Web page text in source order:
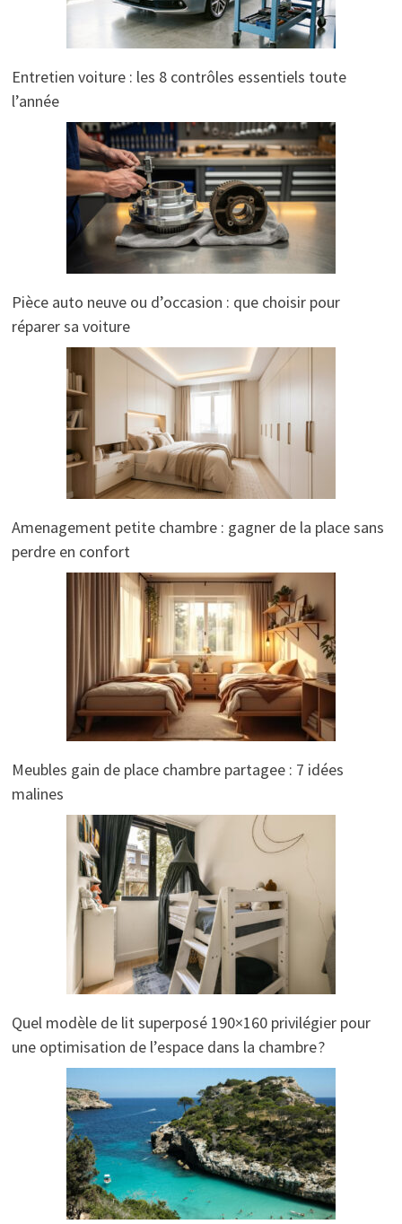
Entretien voiture : les 8 contrôles essentiels toute
l’année
Pièce auto neuve ou d’occasion : que choisir pour
réparer sa voiture
Amenagement petite chambre : gagner de la place sans
perdre en confort
Meubles gain de place chambre partagee : 7 idées
malines
Quel modèle de lit superposé 190×160 privilégier pour
une optimisation de l’espace dans la chambre ?